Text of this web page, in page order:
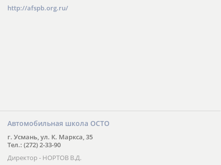
http://afspb.org.ru/
Автомобильная школа ОСТО
г. Усмань, ул. К. Маркса, 35
Тел.: (272) 2-33-90
Директор - НОРТОВ В.Д.